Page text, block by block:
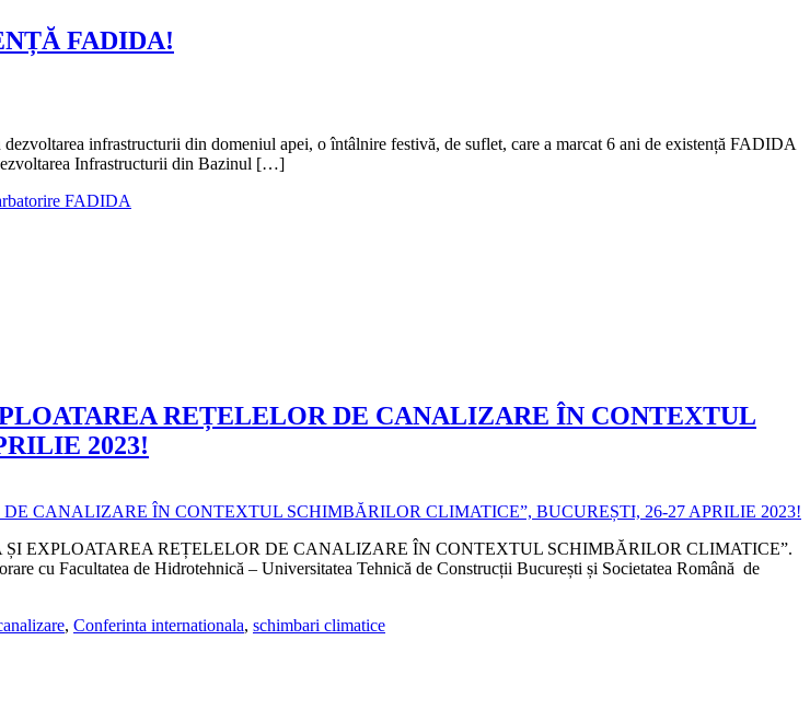
FADIDA!
infrastructurii din domeniul apei, o întâlnire festivă, de suflet, care a marcat 6 ani de existență FADIDA
Infrastructurii din Bazinul […]
FADIDA
REȚELELOR DE CANALIZARE ÎN CONTEXTUL
2023!
ȘI EXPLOATAREA REȚELELOR DE CANALIZARE ÎN CONTEXTUL SCHIMBĂRILOR CLIMATICE”.
cu Facultatea de Hidrotehnică – Universitatea Tehnică de Construcții București și Societatea Română de
, Conferinta internationala, schimbari climatice